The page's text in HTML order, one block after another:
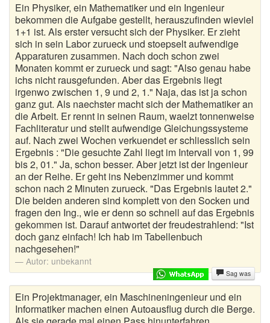
Böse Witze
Bundeswehr Witze
Bürowitze
Chinesen Witze
Chuck Norris Witze
Computerwitze
Coole Sprüche
Deine Mutter Witze
Deutsche Witze
Drogen Witze
Dumme Witze
Egal wie Witze
Elefanten Witze
Ein Physiker, ein Mathematiker und ein Ingenieur
bekommen die Aufgabe gestellt, herauszufinden wieviel
1+1 ist. Als erster versucht sich der Physiker. Er zieht
sich in sein Labor zurueck und stoepselt aufwendige
Apparaturen zusammen. Nach doch schon zwei
Monaten kommt er zurueck und sagt: "Also genau habe
ichs nicht rausgefunden. Aber das Ergebnis liegt
irgenwo zwischen 1, 9 und 2, 1." Naja, das ist ja schon
ganz gut. Als naechster macht sich der Mathematiker an
die Arbeit. Er rennt in seinen Raum, waelzt tonnenweise
Fachliteratur und stellt aufwendige Gleichungssysteme
auf. Nach zwei Wochen verkuendet er schliesslich sein
Ergebnis : "Die gesuchte Zahl liegt im Intervall von 1, 99
bis 2, 01." Ja, schon besser. Aber jetzt ist der Ingenieur
an der Reihe. Er geht ins Nebenzimmer und kommt
schon nach 2 Minuten zurueck. "Das Ergebnis lautet 2."
Die beiden anderen sind komplett von den Socken und
fragen den Ing., wie er denn so schnell auf das Ergebnis
gekommen ist. Darauf antwortet der freudestrahlend: "Ist
doch ganz einfach! Ich hab im Tabellenbuch
nachgesehen!"
Autor: unbekannt
Sag was
Ein Projektmanager, ein Maschineningenieur und ein
Informatiker machen einen Autoausflug durch die Berge.